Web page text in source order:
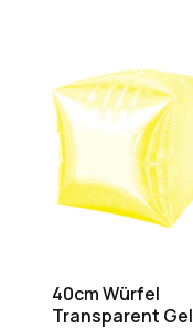
40cm Würfel
Transparent